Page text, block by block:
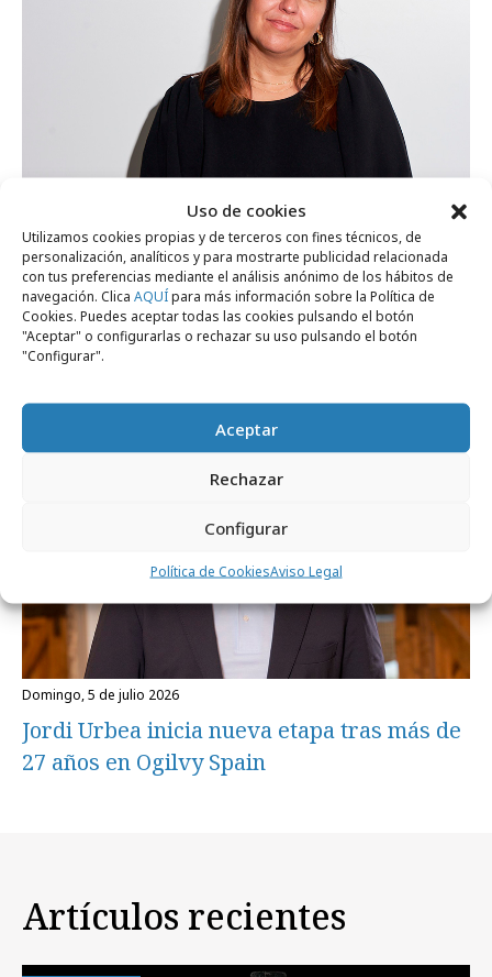
Uso de cookies
Utilizamos cookies propias y de terceros con fines técnicos, de
personalización, analíticos y para mostrarte publicidad relacionada
con tus preferencias mediante el análisis anónimo de los hábitos de
navegación. Clica AQUÍpara más información sobre la Política de
Cookies. Puedes aceptar todas las cookies pulsando el botón
"Aceptar" o configurarlas o rechazar su uso pulsando el botón
"Configurar".
Aceptar
Rechazar
Configurar
Política de CookiesAviso Legal
martes, 7 de julio 2026
Ogilvy Spain nombra a María Herranz
nueva Managing Director
domingo, 5 de julio 2026
Jordi Urbea inicia nueva etapa tras más de
27 años en Ogilvy Spain
Artículos recientes